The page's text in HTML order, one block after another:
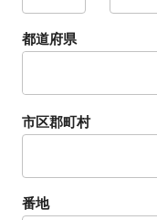
都道府県
市区郡町村
番地